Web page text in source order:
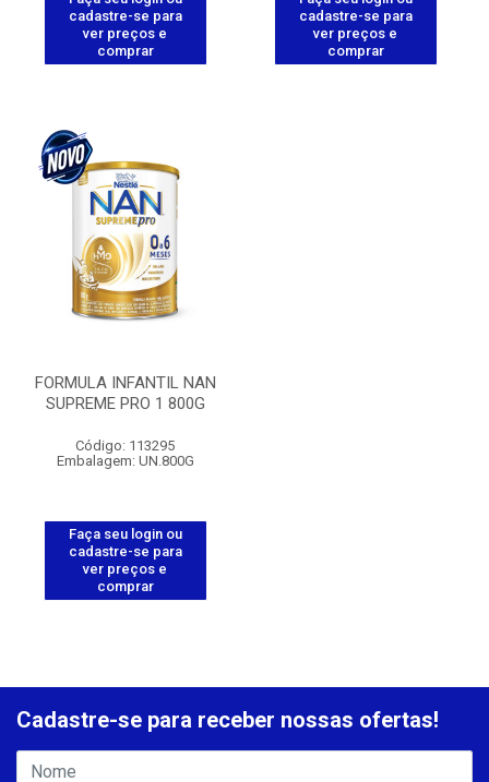
cadastre-se para
ver preços e
comprar
cadastre-se para
ver preços e
comprar
FORMULA INFANTIL NAN
SUPREME PRO 1 800G
Código: 113295
Embalagem: UN.800G
Faça seu login ou
cadastre-se para
ver preços e
comprar
Cadastre-se para receber nossas ofertas!